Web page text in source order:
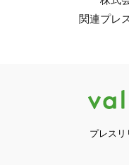
関連プレ
プレスリ